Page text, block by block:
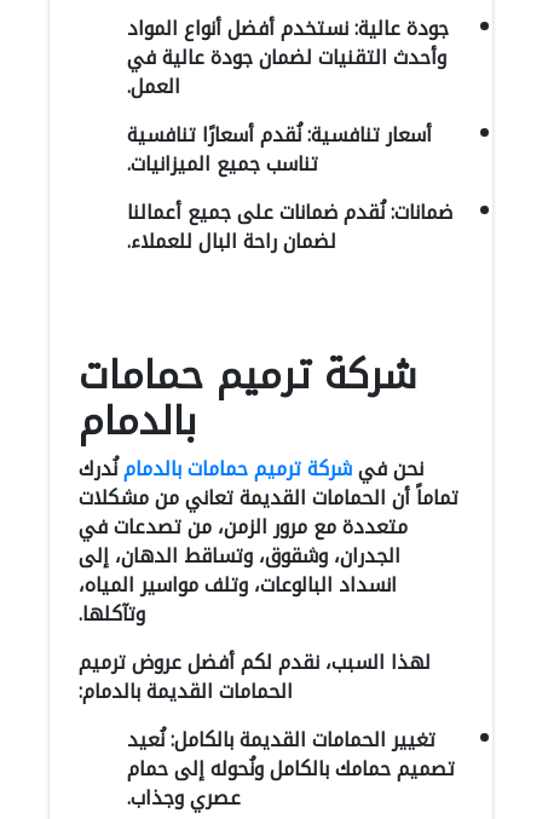
جودة عالية: نستخدم أفضل أنواع المواد
وأحدث التقنيات لضمان جودة عالية في
العمل.
أسعار تنافسية: نُقدم أسعارًا تنافسية
تناسب جميع الميزانيات.
ضمانات: نُقدم ضمانات على جميع أعمالنا
لضمان راحة البال للعملاء.
شركة ترميم حمامات
بالدمام
نحن فيشركة ترميم حمامات بالدمامنُدرك
تماماً أن الحمامات القديمة تعاني من مشكلات
متعددة مع مرور الزمن، من تصدعات في
الجدران، وشقوق، وتساقط الدهان، إلى
انسداد البالوعات، وتلف مواسير المياه،
وتآكلها.
لهذا السبب، نقدم لكم أفضل عروض ترميم
الحمامات القديمة بالدمام:
تغيير الحمامات القديمة بالكامل: نُعيد
تصميم حمامك بالكامل ونُحوله إلى حمام
عصري وجذاب.